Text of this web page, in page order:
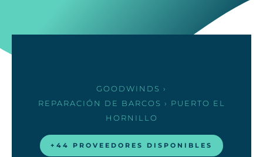
GOODWINDS ›
REPARACIÓN DE BARCOS › PUERTO EL
HORNILLO
+44 PROVEEDORES DISPONIBLES